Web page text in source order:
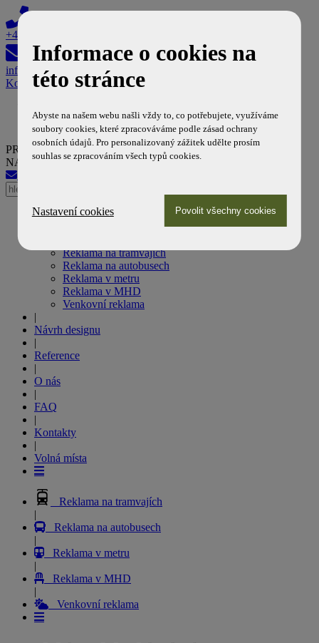
+420 608 603 308
info@reklamanamhd.cz
Košík
PROFESIONÁLNÍ PARTNER DOPRAVNÍCH PODNIKŮ
NA POLI MHD REKLAMY
Úvod
Reklama na tramvajích
Reklama na autobusech
Reklama v metru
Reklama v MHD
Venkovní reklama
|
Návrh designu
|
Reference
|
O nás
|
FAQ
|
Kontakty
|
Volná místa
Reklama na tramvajích
|
Reklama na autobusech
|
Reklama v metru
|
Reklama v MHD
|
Venkovní reklama
Informace o cookies na
této stránce
Abyste na našem webu našli vždy to, co potřebujete, využíváme
soubory cookies, které zpracováváme podle zásad ochrany
osobních údajů. Pro personalizovaný zážitek udělte prosím
souhlas se zpracováním všech typů cookies.
Nastavení cookies